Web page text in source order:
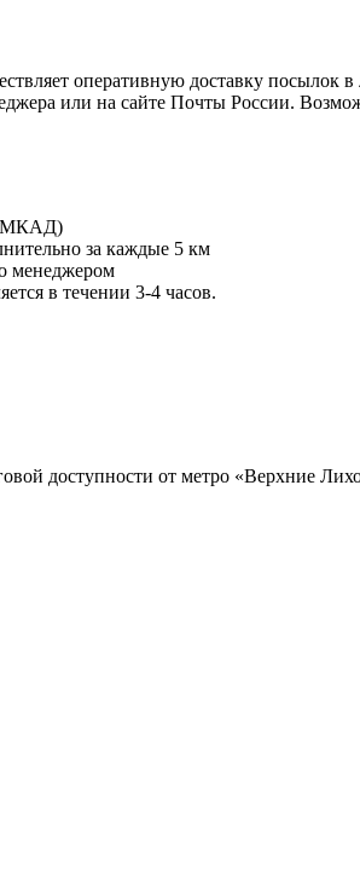
оперативную доставку
или на сайте Почты России.
МКАД)
за каждые 5 км
менеджером
в течении 3-4 часов.
доступности от метро «Верхние